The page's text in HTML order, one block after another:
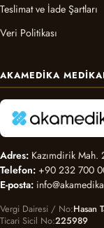
Teslimat ve İade Şartları
Veri Politikası
AKAMEDIKA
Adres: Kazımdirik
Telefon: +90 232 700
E-posta:
Vergi Dairesi / No Hasan
Ticari Sicil No 225989